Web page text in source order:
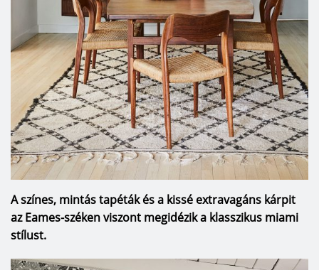
A színes, mintás tapéták és a kissé extravagáns kárpit
az Eames-széken viszont megidézik a klasszikus miami
stílust.